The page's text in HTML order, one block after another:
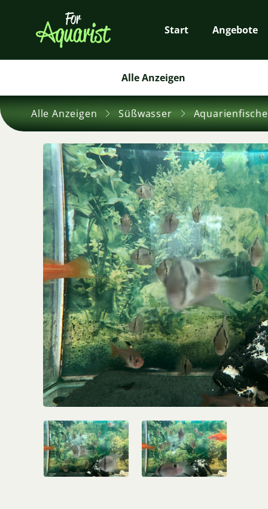
Start Angebote
Alle Anzeigen
Alle Anzeigen Süßwasser Aquarienfische